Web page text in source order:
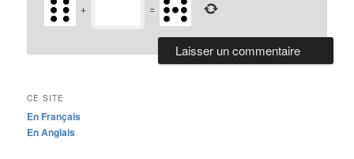
+ =
CE SITE
En Français
En Anglais